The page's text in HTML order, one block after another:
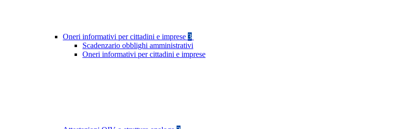
Oneri informativi per cittadini e imprese 3
Scadenzario obblighi amministrativi
Oneri informativi per cittadini e imprese